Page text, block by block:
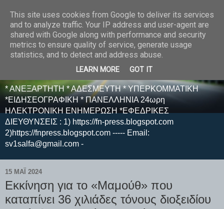
E F E N P R E S S -
ΗΛΕΚΤΡΟΝΙΚΗ
ΕΦΗΜΕΡΙΔΑ
* ΑΝΕΞΑΡΤΗΤΗ * ΑΔΕΣΜΕΥΤΗ * ΥΠΕΡΚΟΜΜΑΤΙΚΗ
*ΕΙΔΗΣΕΟΓΡΑΦΙΚΗ * ΠΑΝΕΛΛΗΝΙΑ 24ωρη
ΗΛΕΚΤΡΟΝΙΚΗ ΕΝΗΜΕΡΩΣΗ *ΕΦΕΔΡΙΚΕΣ
ΔΙΕΥΘΥΝΣΕΙΣ : 1) https://fn-press.blogspot.com
2)https://fnpress.blogspot.com ----- Email:
sv1salfa@gmail.com -
15 ΜΑΪ́ 2024
Εκκίνηση για το «Μαμούθ» που
καταπίνει 36 χιλιάδες τόνους διοξειδίου
This site uses cookies from Google to deliver its services
and to analyze traffic. Your IP address and user-agent are
shared with Google along with performance and security
metrics to ensure quality of service, generate usage
statistics, and to detect and address abuse.
LEARN MORE GOT IT